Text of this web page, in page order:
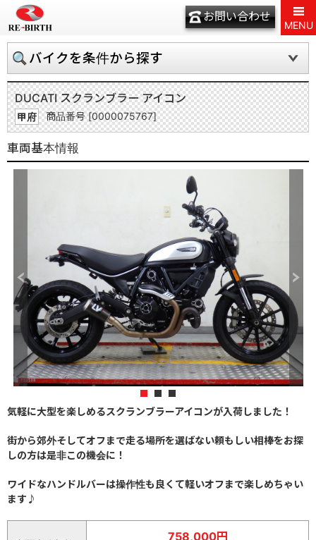
お問い合わせ
MENU
バイクを条件から探す
DUCATI スクランブラー アイコン
甲府 商品番号 [0000075767]
車両基本情報
Previous Next
1 2
気軽に大型を楽しめるスクランブラーアイコンが入荷しました！
街から郊外そしてオフまで走る場所を選ばない頼もしい相棒をお探
しの方は是非この機会に！
ワイドなハンドルバーは操作性も良くて軽いオフまで楽しめちゃい
ます♪
758,000円